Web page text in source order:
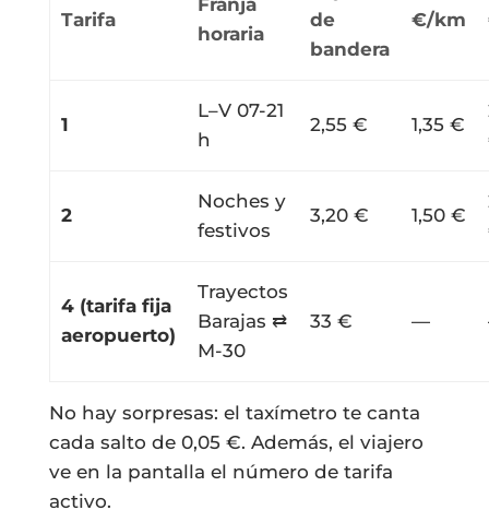
Tarifa
horaria
de
bandera
€/km
1
L–V 07-21
h
2,55 € 1,35 €
2
Noches y
festivos
3,20 € 1,50 €
4 (tarifa fija
aeropuerto)
Trayectos
Barajas ⇄
M-30
33 € —
No hay sorpresas: el taxímetro te canta
cada salto de 0,05 €. Además, el viajero
ve en la pantalla el número de tarifa
activo.